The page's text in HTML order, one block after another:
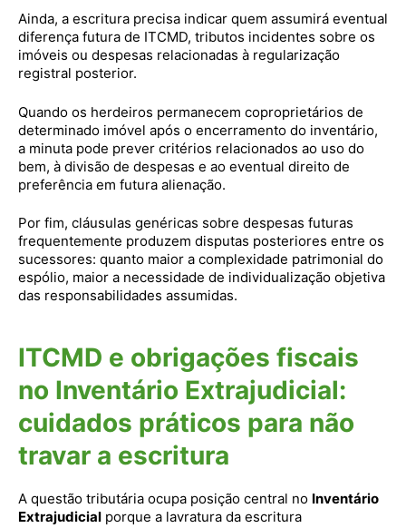
Ainda, a escritura precisa indicar quem assumirá eventual
diferença futura de ITCMD, tributos incidentes sobre os
imóveis ou despesas relacionadas à regularização
registral posterior.
Quando os herdeiros permanecem coproprietários de
determinado imóvel após o encerramento do inventário,
a minuta pode prever critérios relacionados ao uso do
bem, à divisão de despesas e ao eventual direito de
preferência em futura alienação.
Por fim, cláusulas genéricas sobre despesas futuras
frequentemente produzem disputas posteriores entre os
sucessores: quanto maior a complexidade patrimonial do
espólio, maior a necessidade de individualização objetiva
das responsabilidades assumidas.
ITCMD e obrigações fiscais
no Inventário Extrajudicial:
cuidados práticos para não
travar a escritura
A questão tributária ocupa posição central no Inventário
Extrajudicial porque a lavratura da escritura